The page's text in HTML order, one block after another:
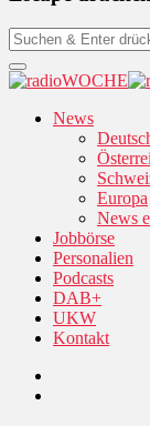
News
Europa
News
Jobbörse
Personalien
Podcasts
DAB+
UKW
Kontakt